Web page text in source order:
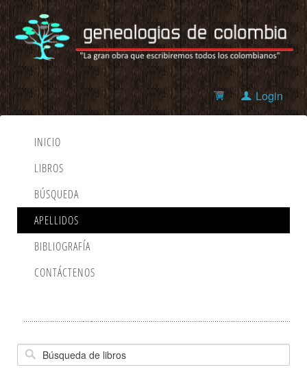
Login
INICIO
LIBROS
BÚSQUEDA
APELLIDOS
BIBLIOGRAFÍA
CONTÁCTENOS